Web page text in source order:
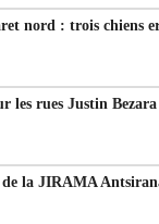
nord : trois chiens
les rues Justin
la JIRAMA